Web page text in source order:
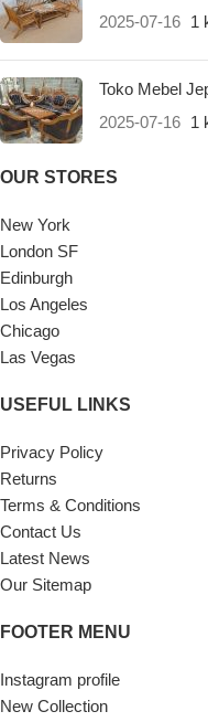
2025-07-16 1
Toko Mebel
2025-07-16 1
OUR STORES
New York
London SF
Edinburgh
Los Angeles
Chicago
Las Vegas
USEFUL LINKS
Privacy Policy
Returns
Terms & Conditions
Contact Us
Latest News
Our Sitemap
FOOTER MENU
Instagram profile
New Collection